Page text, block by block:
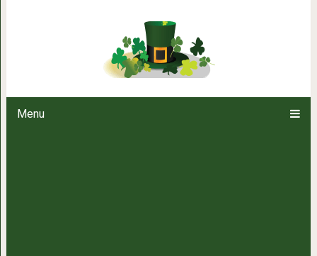
Menu
Британка помогла малышу